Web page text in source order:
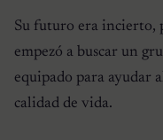
Su futuro era incierto,
empezó a buscar un
equipado para ayudar
calidad de vida.